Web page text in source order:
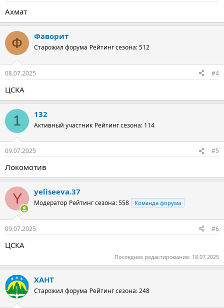
Ахмат
Ф Фаворит
Старожил форума Рейтинг сезона: 512
08.07.2025 #4
ЦСКА
1 132
Активный участник Рейтинг сезона: 114
09.07.2025 #5
Локомотив
Y yeliseeva.37
Модератор Рейтинг сезона: 558 Команда форума
09.07.2025 #6
ЦСКА
Последнее редактирование: 18.07.2025
ХАНТ
Старожил форума Рейтинг сезона: 248